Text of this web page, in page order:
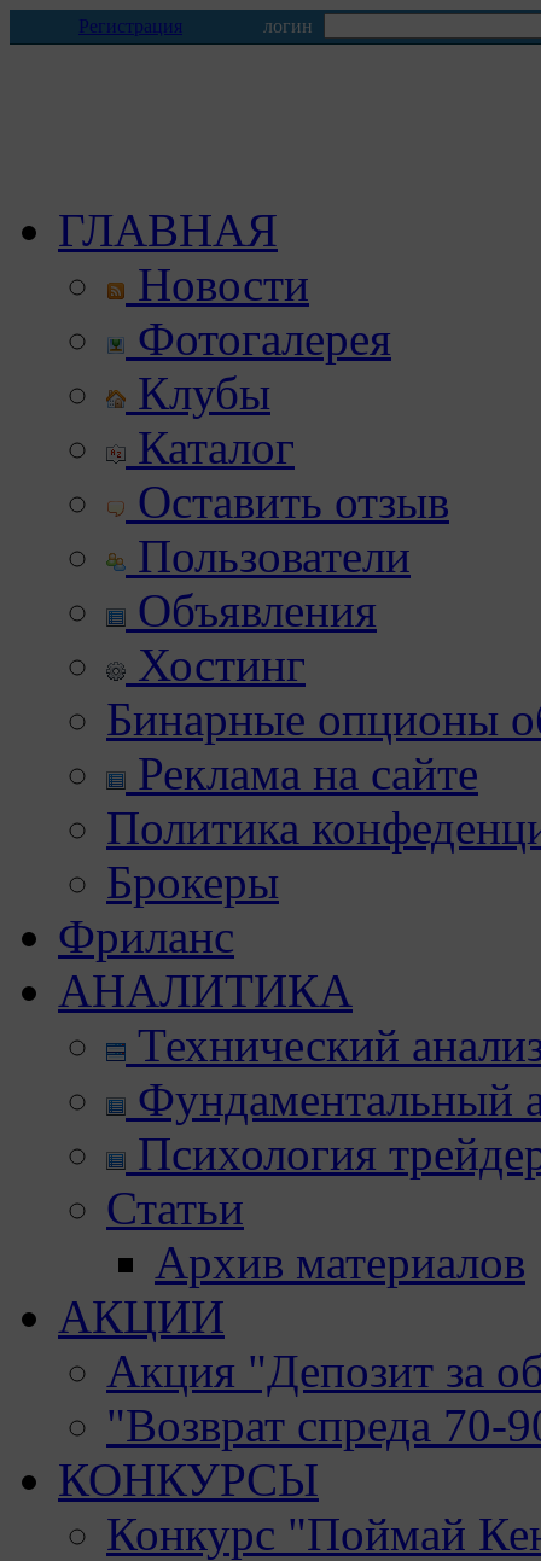
Регистрация логин
ГЛАВНАЯ
Новости
Фотогалерея
Клубы
Каталог
Оставить отзыв
Пользователи
Объявления
Хостинг
Бинарные опционы
Реклама на сайте
Политика
Брокеры
Фриланс
АНАЛИТИКА
Технический
Фундаментальный
Психология
Статьи
Архив материалов
АКЦИИ
Акция "Депозит за
"Возврат спреда 70-
КОНКУРСЫ
Конкурс "Поймай